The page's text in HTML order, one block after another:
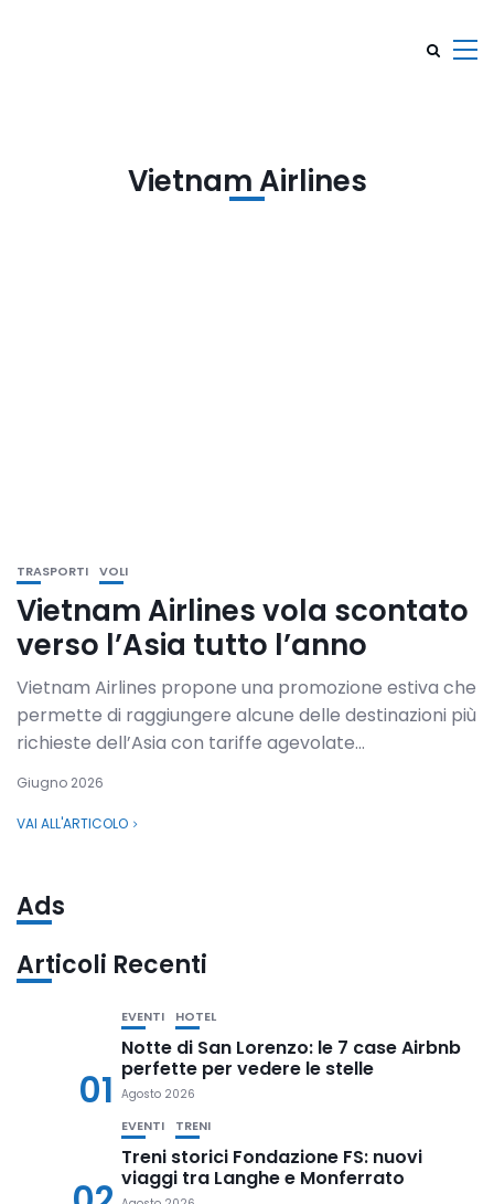
Vietnam Airlines
TRASPORTI VOLI
Vietnam Airlines vola scontato
verso l’Asia tutto l’anno
Vietnam Airlines propone una promozione estiva che
permette di raggiungere alcune delle destinazioni più
richieste dell’Asia con tariffe agevolate...
Giugno 2026
VAI ALL'ARTICOLO
Ads
Articoli Recenti
01
EVENTI HOTEL
Notte di San Lorenzo: le 7 case Airbnb
perfette per vedere le stelle
Agosto 2026
EVENTI TRENI
Treni storici Fondazione FS: nuovi
viaggi tra Langhe e Monferrato